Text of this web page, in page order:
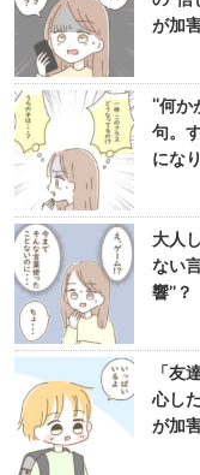
が加
“何か
句。
にな
大人
ない
響”？
「友
心し
が加